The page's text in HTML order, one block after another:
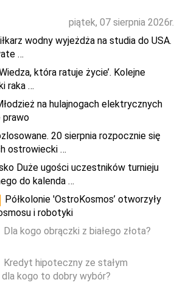
piątek, 07 sierpnia 2026r.
wodny wyjeżdża na studia do USA.
…
która ratuje życie’. Kolejne
raka …
na hulajnogach elektrycznych
prawo
20 sierpnia rozpocznie się
ostrowiecki …
Duże ugości uczestników turnieju
do kalenda …
Półkolonie 'OstroKosmos’ otworzyły
i robotyki
Dla kogo obrączki z białego złota?
Kredyt hipoteczny ze stałym
kogo to dobry wybór?